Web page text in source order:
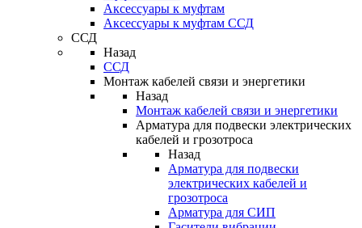
Аксессуары к муфтам
Аксессуары к муфтам ССД
ССД
Назад
ССД
Монтаж кабелей связи и энергетики
Назад
Монтаж кабелей связи и энергетики
Арматура для подвески электрических
кабелей и грозотроса
Назад
Арматура для подвески
электрических кабелей и
грозотроса
Арматура для СИП